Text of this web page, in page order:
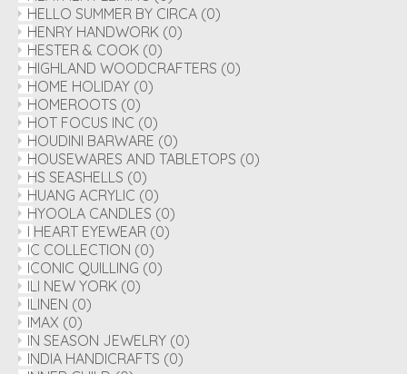
HELLO SUMMER BY CIRCA (0)
HENRY HANDWORK (0)
HESTER & COOK (0)
HIGHLAND WOODCRAFTERS (0)
HOME HOLIDAY (0)
HOMEROOTS (0)
HOT FOCUS INC (0)
HOUDINI BARWARE (0)
HOUSEWARES AND TABLETOPS (0)
HS SEASHELLS (0)
HUANG ACRYLIC (0)
HYOOLA CANDLES (0)
I HEART EYEWEAR (0)
IC COLLECTION (0)
ICONIC QUILLING (0)
ILI NEW YORK (0)
ILINEN (0)
IMAX (0)
IN SEASON JEWELRY (0)
INDIA HANDICRAFTS (0)